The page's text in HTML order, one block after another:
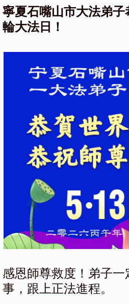
寧夏石嘴山市大法弟
輪大法日！
感恩師尊救度！弟子
事，跟上正法進程。